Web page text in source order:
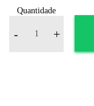
Quantidade
- +